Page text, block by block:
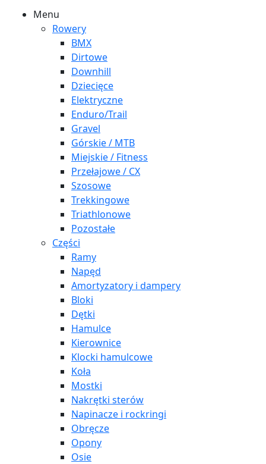
Menu
Rowery
BMX
Dirtowe
Downhill
Dziecięce
Elektryczne
Enduro/Trail
Gravel
Górskie / MTB
Miejskie / Fitness
Przełajowe / CX
Szosowe
Trekkingowe
Triathlonowe
Pozostałe
Części
Ramy
Napęd
Amortyzatory i dampery
Bloki
Dętki
Hamulce
Kierownice
Klocki hamulcowe
Koła
Mostki
Nakrętki sterów
Napinacze i rockringi
Obręcze
Opony
Osie